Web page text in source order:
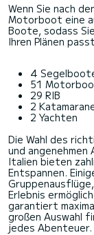
Wenn Sie nach
Motorboot eine
Boote, sodass
Ihren Plänen
4
51
29 RIB
2
2 Yachten
Die Wahl des
und angenehmen
Italien bieten
Entspannen.
Erlebnis
garantiert
großen Auswahl
jedes Abenteuer.